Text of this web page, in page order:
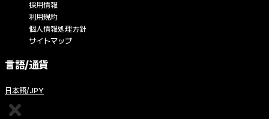
採用情報
利用規約
個人情報処理方針
サイトマップ
言語/通貨
日本語/JPY